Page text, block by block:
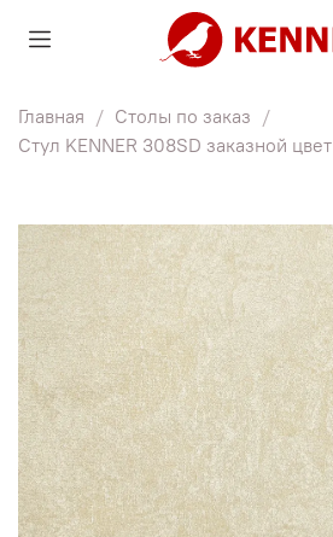
Главная
Столы по заказ
Стул KENNER 308SD заказной цвет